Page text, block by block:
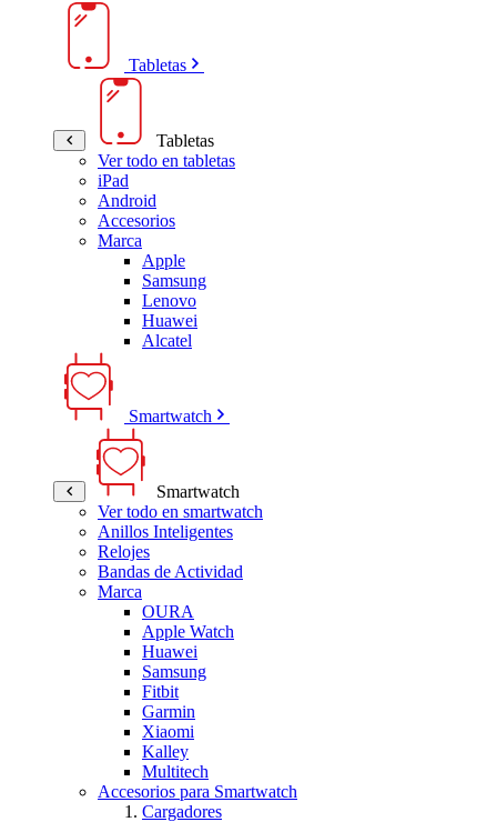
Tabletas
Tabletas
Ver todo en tabletas
iPad
Android
Accesorios
Marca
Apple
Samsung
Lenovo
Huawei
Alcatel
Smartwatch
Smartwatch
Ver todo en smartwatch
Anillos Inteligentes
Relojes
Bandas de Actividad
Marca
OURA
Apple Watch
Huawei
Samsung
Fitbit
Garmin
Xiaomi
Kalley
Multitech
Accesorios para Smartwatch
Cargadores